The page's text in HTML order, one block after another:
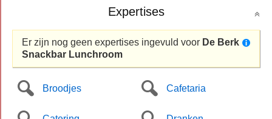
Expertises
Er zijn nog geen expertises ingevuld voor De Berk
Snackbar Lunchroom
Broodjes Cafetaria